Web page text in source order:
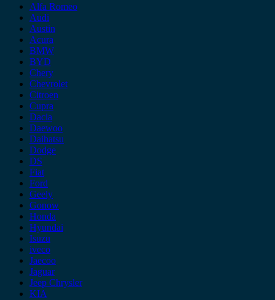
Alfa Romeo
Audi
Austin
Acura
BMW
BYD
Chery
Chevrolet
Citroen
Cupra
Dacia
Daewoo
Daihatsu
Dodge
DS
Fiat
Ford
Geely
Gonow
Honda
Hyundai
Isuzu
iveco
Jaecoo
Jaguar
Jeep Chrysler
KIA